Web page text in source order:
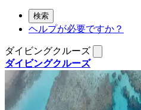
検索
ヘルプが必要ですか？
ダイビングクルーズ
ダイビングクルーズ